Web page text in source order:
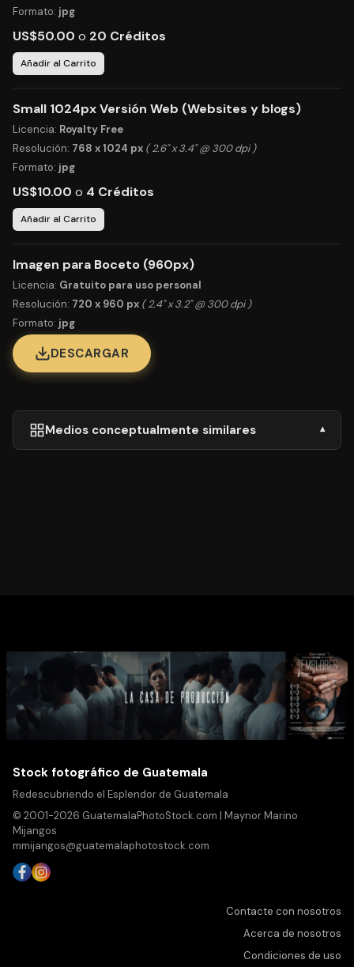
Formato: jpg
US$50.00 o 20 Créditos
Añadir al Carrito
Small 1024px Versión Web (Websites y blogs)
Licencia: Royalty Free
Resolución: 768 x 1024 px ( 2.6" x 3.4" @ 300 dpi )
Formato: jpg
US$10.00 o 4 Créditos
Añadir al Carrito
Imagen para Boceto (960px)
Licencia: Gratuito para uso personal
Resolución: 720 x 960 px ( 2.4" x 3.2" @ 300 dpi )
Formato: jpg
DESCARGAR
Medios conceptualmente similares ▾
Stock fotográfico de Guatemala
Redescubriendo el Esplendor de Guatemala
© 2001-2026 GuatemalaPhotoStock.com | Maynor Marino
Mijangos
mmijangos@guatemalaphotostock.com
Contacte con nosotros
Acerca de nosotros
Condiciones de uso